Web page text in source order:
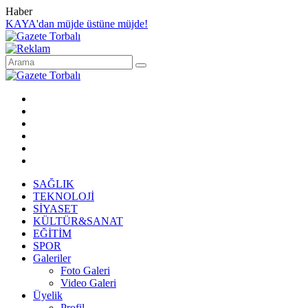
Haber
KAYA'dan müjde üstüne müjde!
SAĞLIK
TEKNOLOJİ
SİYASET
KÜLTÜR&SANAT
EĞİTİM
SPOR
Galeriler
Foto Galeri
Video Galeri
Üyelik